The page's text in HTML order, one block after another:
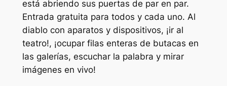
está abriendo sus puertas de par en par.
Entrada gratuita para todos y cada uno. Al
diablo con aparatos y dispositivos, ¡ir al
teatro!, ¡ocupar filas enteras de butacas en
las galerías, escuchar la palabra y mirar
imágenes en vivo!